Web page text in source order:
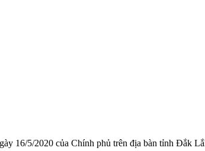
16/5/2020 của Chính phủ trên địa bàn tỉnh Đắk